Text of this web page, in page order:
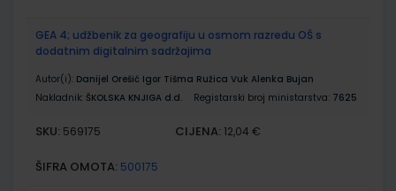
GEA 4; udžbenik za geografiju u osmom razredu OŠ s
dodatnim digitalnim sadržajima
Autor(i): Danijel Orešić Igor Tišma Ružica Vuk Alenka Bujan
Nakladnik: ŠKOLSKA KNJIGA d.d. Registarski broj ministarstva: 7625
SKU: 569175 CIJENA: 12,04 €
ŠIFRA OMOTA: 500175